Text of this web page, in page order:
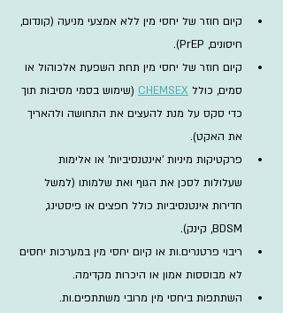
קיום חוזר של יחסי מין ללא אמצעי מניעה (קונדום,
חיסונים, PrEP).
קיום חוזר של יחסי מין תחת השפעת אלכוהול או
סמים, כולל CHEMSEX (שימוש בסמי מסיבות תוך
כדי סקס על מנת להעצים את התחושה ולהאריך
את האקט).
פרקטיקות מיניות 'אינטנסיביות' או אלימות
שעלולות לסכן את הגוף ואת שלמותו (למשל
חדירות אינטנסיביות כולל חפצים או פיסטינג,
BDSM, קינק).
ריבוי פרטנרים.ות או קיום יחסי מין במערכות יחסים
לא מבוססות אמון או היכרות מקדימה.
השתתפות ביחסי מין מרובי משתתפים.ות.